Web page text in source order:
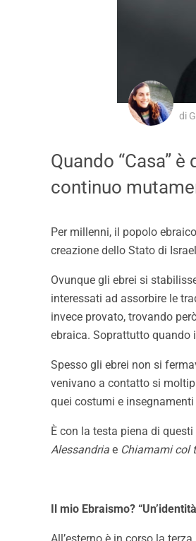
di
Quando “Casa”
continuo
Per millenni, il popolo
creazione dello Stato di
Ovunque gli ebrei si
interessati ad assorbire le
invece provato, trovando
ebraica. Soprattutto quando
Spesso gli ebrei non si
venivano a contatto si
quei costumi e
È con la testa piena di
Alessandria e Chiamami col
Il mio Ebraismo?
All’esterno è in corso la